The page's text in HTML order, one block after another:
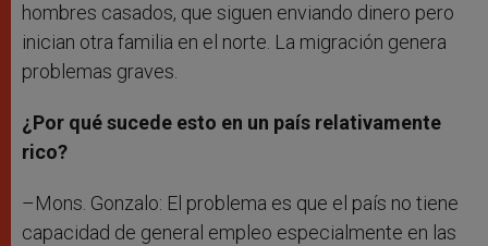
hombres casados, que siguen enviando dinero pero
inician otra familia en el norte. La migración genera
problemas graves.
¿Por qué sucede esto en un país relativamente
rico?
–Mons. Gonzalo: El problema es que el país no tiene
capacidad de general empleo especialmente en las